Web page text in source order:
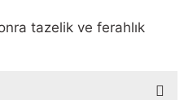
tazelik ve ferahlık